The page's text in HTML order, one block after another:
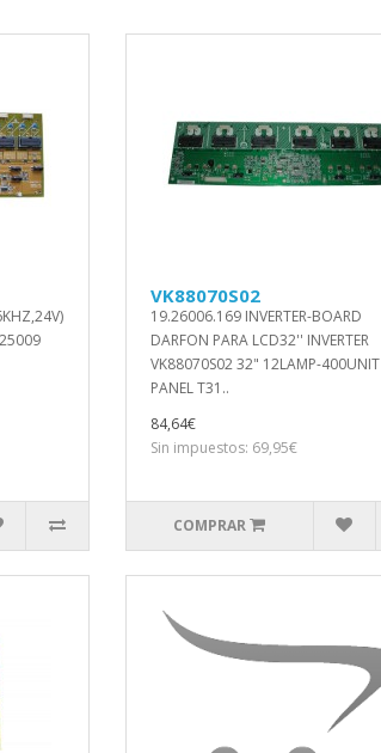
VK88070S02
19.26006.169 INVERTER-BOARD
DARFON PARA LCD32'' INVERTER
VK88070S02 32" 12LAMP-400UNIT
PANEL T31..
84,64€
Sin impuestos: 69,95€
COMPRAR